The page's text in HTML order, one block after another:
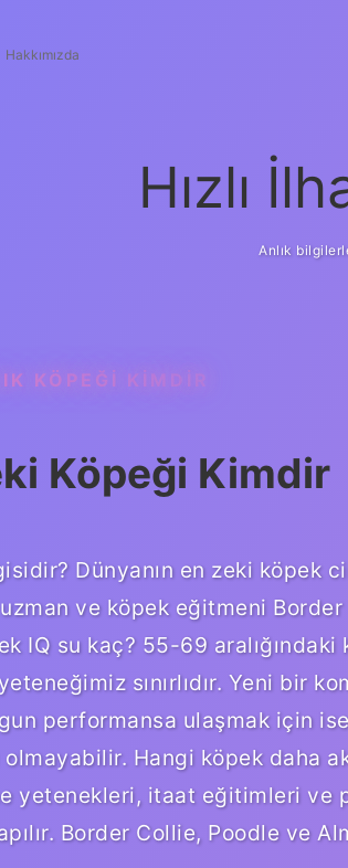
Hakkımızda
Hızlı
Anlık
KÖPEĞI KIMDIR
Köpeği Kimdir
Dünyanın en zeki köpek
ve köpek eğitmeni
IQ su kaç? 55-69 aralığındaki
sınırlıdır. Yeni bir
performansa ulaşmak için
olmayabilir. Hangi köpek daha
yetenekleri, itaat eğitimleri ve
Border Collie, Poodle ve